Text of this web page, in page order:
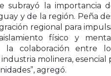
la importancia
y de la región. Peña
regional para
físico y
colaboración entre
molinera, esencial
agregó.